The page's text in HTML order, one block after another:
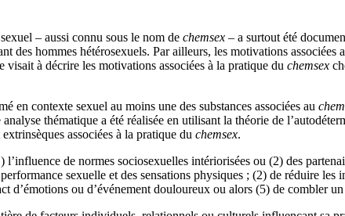
– aussi connu sous le nom de chemsex – a surtout été
des hommes hétérosexuels. Par ailleurs, les motivations associées
à décrire les motivations associées à la pratique du chemsex
en contexte sexuel au moins une des substances associées au
thématique a été réalisée en utilisant la théorie de
associées à la pratique du chemsex.
de normes sociosexuelles intériorisées ou (2) des
sexuelle et des sensations physiques ; (2) de réduire
ou d’événement douloureux ou alors (5) de combler